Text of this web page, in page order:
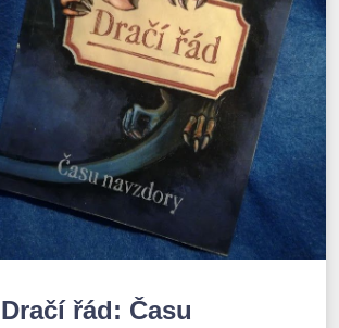
Dračí řád: Času